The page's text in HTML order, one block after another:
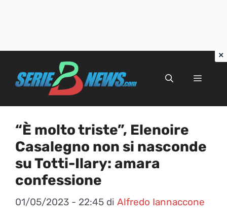
Menu
“È molto triste”, Elenoire
Casalegno non si nasconde
su Totti-Ilary: amara
confessione
01/05/2023 - 22:45 di Alfredo Iannaccone